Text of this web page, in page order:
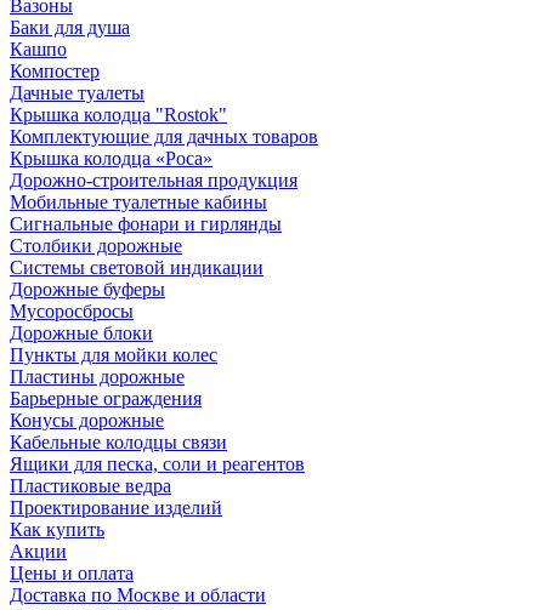
Вазоны
Баки для душа
Кашпо
Компостер
Дачные туалеты
Крышка колодца "Rostok"
Комплектующие для дачных товаров
Крышка колодца «Роса»
Дорожно-строительная продукция
Мобильные туалетные кабины
Сигнальные фонари и гирлянды
Столбики дорожные
Системы световой индикации
Дорожные буферы
Мусоросбросы
Дорожные блоки
Пункты для мойки колес
Пластины дорожные
Барьерные ограждения
Конусы дорожные
Кабельные колодцы связи
Ящики для песка, соли и реагентов
Пластиковые ведра
Проектирование изделий
Как купить
Акции
Цены и оплата
Доставка по Москве и области